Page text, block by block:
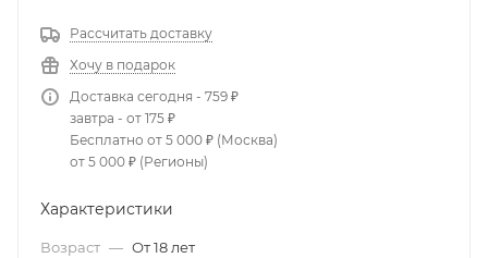
Рассчитать доставку
Хочу в подарок
Доставка сегодня - 759 ₽
завтра - от 175 ₽
Бесплатно от 5 000 ₽ (Москва)
от 5 000 ₽ (Регионы)
Характеристики
Возраст — От 18 лет